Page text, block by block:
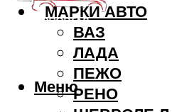
МАРКИ АВТО
ВАЗ
ЛАДА
ПЕЖО
РЕНО
Меню